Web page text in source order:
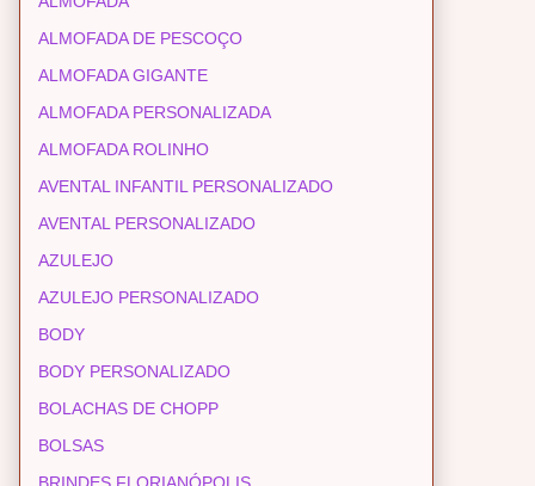
ALMOFADA DE PESCOÇO
ALMOFADA GIGANTE
ALMOFADA PERSONALIZADA
ALMOFADA ROLINHO
AVENTAL INFANTIL PERSONALIZADO
AVENTAL PERSONALIZADO
AZULEJO
AZULEJO PERSONALIZADO
BODY
BODY PERSONALIZADO
BOLACHAS DE CHOPP
BOLSAS
BRINDES FLORIANÓPOLIS